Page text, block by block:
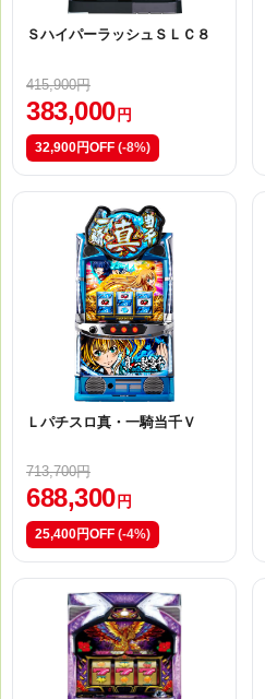
ＳハイパーラッシュＳＬＣ８
415,900円
383,000 円
32,900円OFF (-8%)
Ｌパチスロ真・一騎当千Ｖ
713,700円
688,300 円
25,400円OFF (-4%)